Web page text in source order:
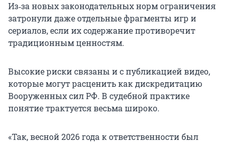
Из‑за новых законодательных норм ограничения
затронули даже отдельные фрагменты игр и
сериалов, если их содержание противоречит
традиционным ценностям.
Высокие риски связаны и с публикацией видео,
которые могут расценить как дискредитацию
Вооруженных сил РФ. В судебной практике
понятие трактуется весьма широко.
«Так, весной 2026 года к ответственности был